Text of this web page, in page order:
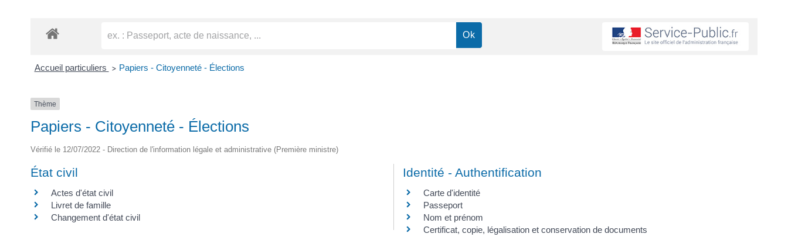
Accueil particuliers > Papiers - Citoyenneté - Élections
Thème
Papiers - Citoyenneté - Élections
Vérifié le 12/07/2022 - Direction de l'information légale et administrative (Première ministre)
État civil
Actes d'état civil
Livret de famille
Changement d'état civil
Identité - Authentification
Carte d'identité
Passeport
Nom et prénom
Certificat, copie, légalisation et conservation de documents